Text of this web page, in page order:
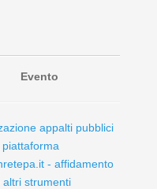
Evento
appalti pubblici
- affidamento
altri strumenti